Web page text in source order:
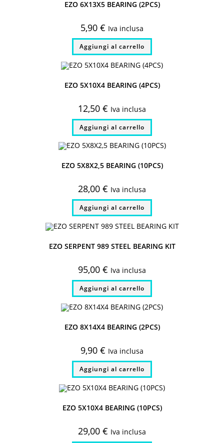
EZO 6X13X5 BEARING (2PCS)
5,90 € Iva inclusa
Aggiungi al carrello
EZO 5X10X4 BEARING (4PCS)
12,50 € Iva inclusa
Aggiungi al carrello
EZO 5X8X2,5 BEARING (10PCS)
28,00 € Iva inclusa
Aggiungi al carrello
EZO SERPENT 989 STEEL BEARING KIT
95,00 € Iva inclusa
Aggiungi al carrello
EZO 8X14X4 BEARING (2PCS)
9,90 € Iva inclusa
Aggiungi al carrello
EZO 5X10X4 BEARING (10PCS)
29,00 € Iva inclusa